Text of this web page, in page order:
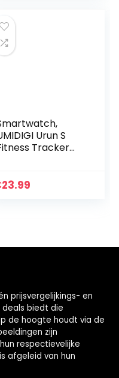
€329.00.
Urun S
Tracker
Pols
23.99
prijsvergelijkings- en
biedt die
de hoogte houdt via de
zijn
respectievelijke
afgeleid van hun